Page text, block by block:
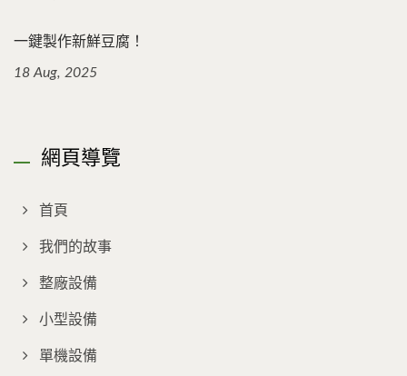
一鍵製作新鮮豆腐！
18 Aug, 2025
網頁導覽
首頁
我們的故事
整廠設備
小型設備
單機設備